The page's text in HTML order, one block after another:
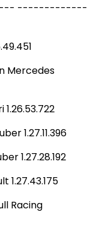
-------------
Mercedes
1.27.11.396
1.27.28.192
1.27.43.175
Racing